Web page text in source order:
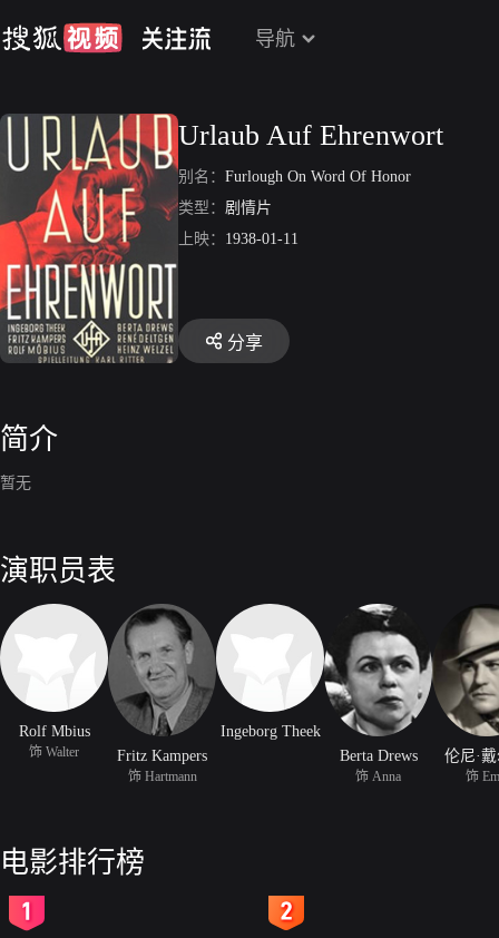
导航
Urlaub Auf Ehrenwort
别名： Furlough On Word Of Honor
类型： 剧情片
上映： 1938-01-11
分享
简介
暂无
演职员表
Rolf Mbius
饰 Walter Fritz Kampers
饰 Hartmann
Ingeborg Theek
Berta Drews
饰 Anna
伦尼·
饰
电影排行榜